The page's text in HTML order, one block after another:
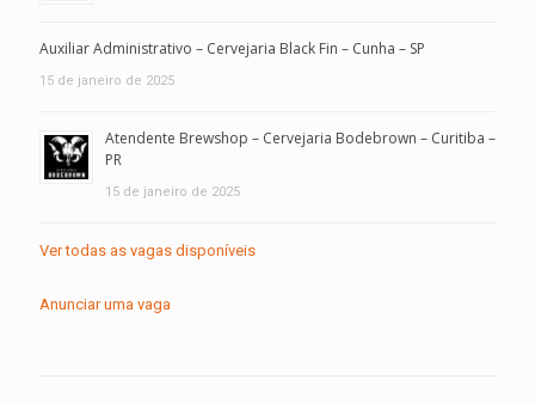
Auxiliar Administrativo – Cervejaria Black Fin – Cunha – SP
15 de janeiro de 2025
Atendente Brewshop – Cervejaria Bodebrown – Curitiba –
PR
15 de janeiro de 2025
Ver todas as vagas disponíveis
Anunciar uma vaga